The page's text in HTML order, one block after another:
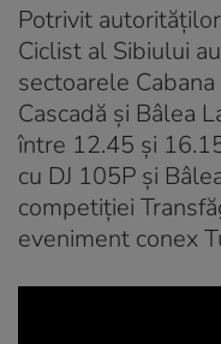
Potrivit
Ciclist al Sibiului
sectoarele
Cascadă și Bâlea
între 12.45 și
cu DJ 105P și
competiției
eveniment conex